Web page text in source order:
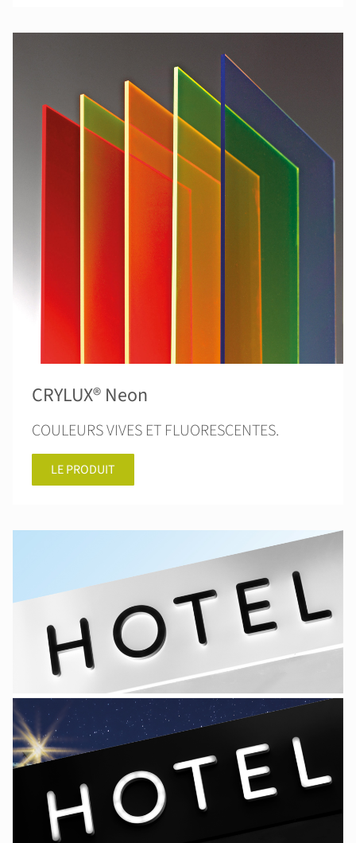
CRYLUX® Neon
COULEURS VIVES ET FLUORESCENTES.
LE PRODUIT